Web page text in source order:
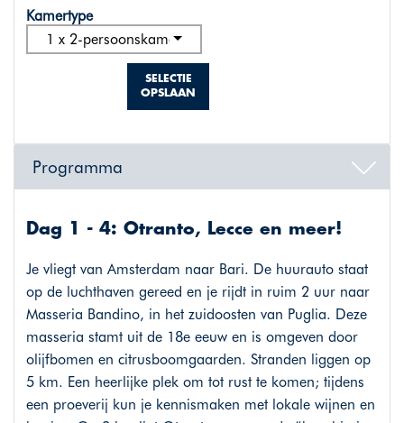
Kamertype
1 x 2-persoonskamer standaard
SELECTIE
OPSLAAN
Programma
Dag 1 - 4: Otranto, Lecce en meer!
Je vliegt van Amsterdam naar Bari. De huurauto staat
op de luchthaven gereed en je rijdt in ruim 2 uur naar
Masseria Bandino, in het zuidoosten van Puglia. Deze
masseria stamt uit de 18e eeuw en is omgeven door
olijfbomen en citrusboomgaarden. Stranden liggen op
5 km. Een heerlijke plek om tot rust te komen; tijdens
een proeverij kun je kennismaken met lokale wijnen en